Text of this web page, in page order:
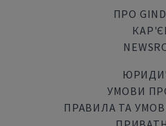
ПРО
УМОВИ
ПРАВИЛА ТА